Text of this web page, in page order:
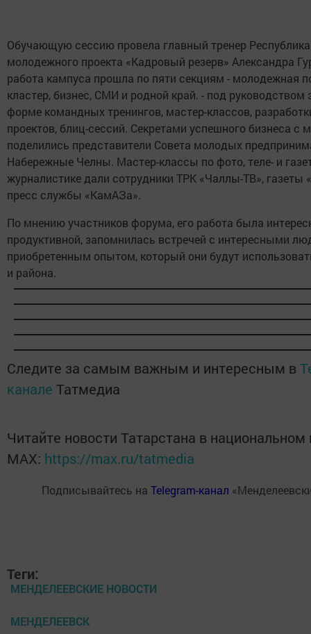
Обучающую сессию провела главный тренер
молодежного проекта «Кадровый резерв» Александра
работа кампуса прошла по пяти секциям - молодежная
кластер, бизнес, СМИ и родной край. - под руководством
форме командных тренингов, мастер-классов,
проектов, блиц-сессий. Секретами успешного бизнеса с
поделились представители Совета молодых
Набережные Челны. Мастер-классы по фото, теле- и
журналистике дали сотрудники ТРК «Чаллы-ТВ», газеты
пресс службы «КамАЗа».
По мнению участников форума, его работа была
продуктивной, запомнилась встречей с интересными
приобретенным опытом, который они будут
и района.
Следите за самым важным и интересным в
канале Татмедиа
Читайте новости Татарстана в
MАХ: https://max.ru/tatmedia
Подписывайтесь на Telegram-канал
Теги:
МЕНДЕЛЕЕВСКИЕ НОВОСТИ
МЕНДЕЛЕЕВСК